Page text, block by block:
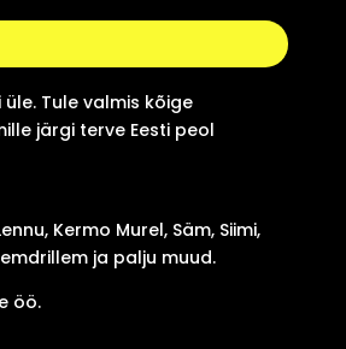
üle. Tule valmis kõige
järgi terve Eesti peol
Kermo Murel, Säm, Siimi,
ja palju muud.
öö.